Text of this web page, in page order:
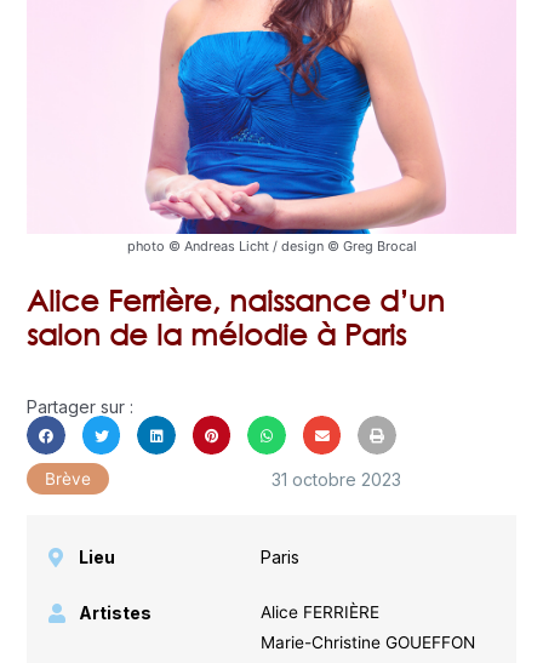
photo © Andreas Licht / design © Greg Brocal
Alice Ferrière, naissance d’un
salon de la mélodie à Paris
Partager sur :
Brève 31 octobre 2023
Lieu Paris
Artistes
Alice FERRIÈRE
Marie-Christine GOUEFFON